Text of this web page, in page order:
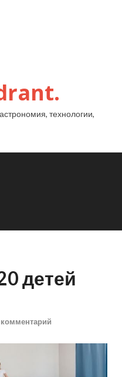
технологии,
детей
комментарий